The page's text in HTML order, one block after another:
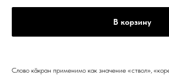
В корзину
Слово кӑкран применимо как значение «ствол»,